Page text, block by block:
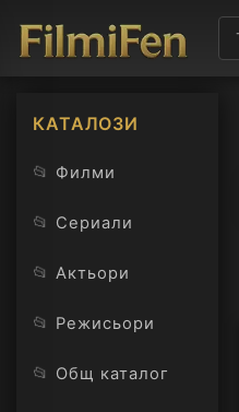
КАТАЛОЗИ
📂 Филми
📂 Сериали
📂 Актьори
📂 Режисьори
📂 Общ каталог